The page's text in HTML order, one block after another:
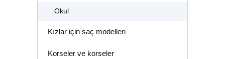
Okul
Kızlar için saç modelleri
Korseler ve korseler